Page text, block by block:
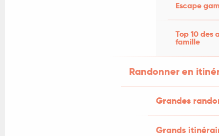
Escape
Top 10 des
famille
Randonner en
Grandes
Grands